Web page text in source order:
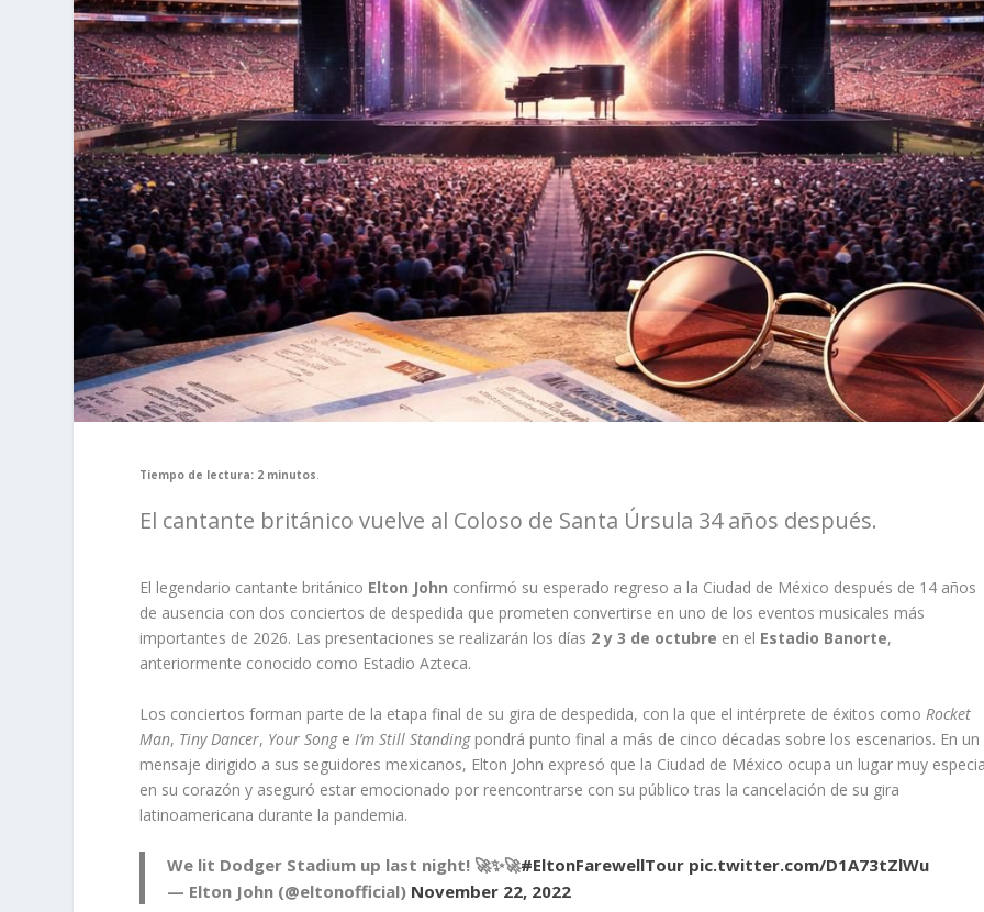
Tiempo de lectura: 2 minutos.
El cantante británico vuelve al Coloso de Santa Úrsula 34 años después.
El legendario cantante británico Elton John confirmó su esperado regreso a la Ciudad de México después de 14 años
de ausencia con dos conciertos de despedida que prometen convertirse en uno de los eventos musicales más
importantes de 2026. Las presentaciones se realizarán los días 2 y 3 de octubre en el Estadio Banorte,
anteriormente conocido como Estadio Azteca.
Los conciertos forman parte de la etapa final de su gira de despedida, con la que el intérprete de éxitos como Rocket
Man, Tiny Dancer, Your Songe I’m Still Standingpondrá punto final a más de cinco décadas sobre los escenarios. En un
mensaje dirigido a sus seguidores mexicanos, Elton John expresó que la Ciudad de México ocupa un lugar muy
en su corazón y aseguró estar emocionado por reencontrarse con su público tras la cancelación de su gira
latinoamericana durante la pandemia.
We lit Dodger Stadium up last night! 🚀✨🚀#EltonFarewellTour pic.twitter.com/D1A73tZlWu
— Elton John (@eltonofficial) November 22, 2022